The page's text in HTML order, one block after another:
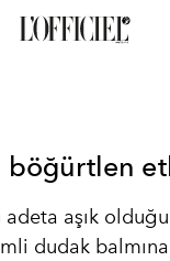
aşık
dudak